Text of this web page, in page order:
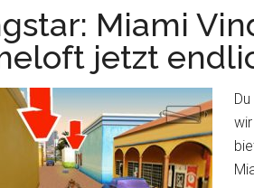
Chinatown
Wars
HD
zum
Angebotspreis!
Miami
jetzt